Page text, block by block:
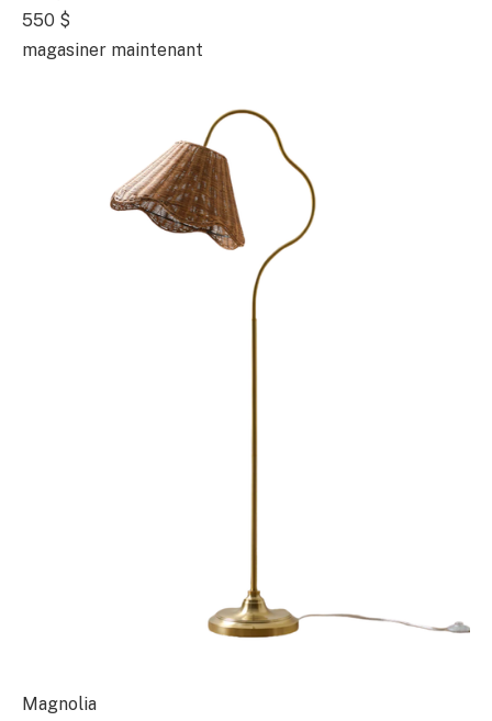
550 $
magasiner maintenant
Magnolia